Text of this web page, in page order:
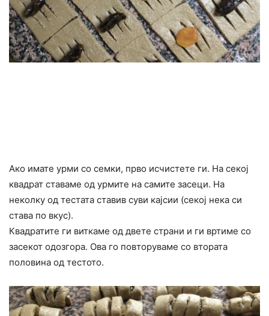
Ако имате урми со семки, прво исчистете ги. На секој
квадрат ставаме од урмите на самите засеци. На
неколку од тестата ставив суви кајсии (секој нека си
става по вкус).
Квадратите ги виткаме од двете страни и ги вртиме со
засекот одозгора. Ова го повторуваме со втората
половина од тестото.